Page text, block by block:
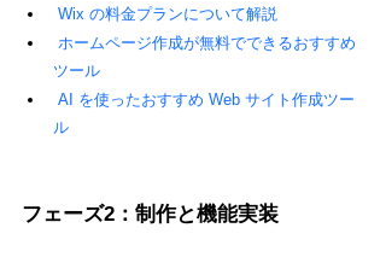
Wix の料金プランについて解説
ホームページ作成が無料でできるおすすめ
ツール
AI を使ったおすすめ Web サイト作成ツー
ル
フェーズ2：制作と機能実装